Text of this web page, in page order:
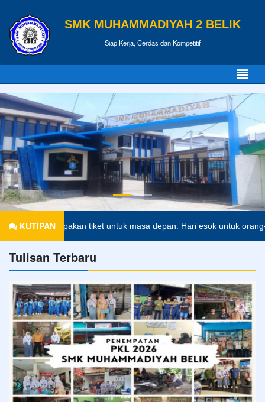
SMK MUHAMMADIYAH 2 BELIK
Siap Kerja, Cerdas dan Kompetitif
KUTIPAN
merupakan tiket untuk masa depan. Hari esok untuk orang-orang
Tulisan Terbaru